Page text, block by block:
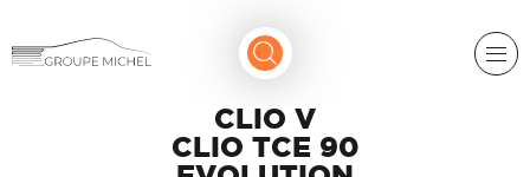
CLIO V
CLIO TCE 90